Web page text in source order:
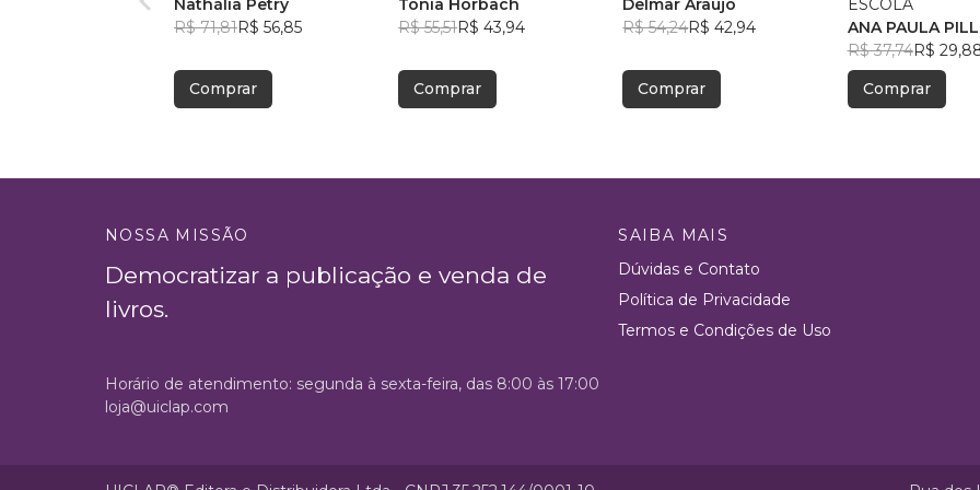
Nathália Petry
R$ 71,81R$ 56,85
Comprar
Tonia Horbach
R$ 55,51R$ 43,94
Comprar
Delmar Araújo
R$ 54,24R$ 42,94
Comprar
ESCOLA
ANA PAULA
R$ 37,74R$
Comprar
NOSSA MISSÃO
Democratizar a publicação e venda de
livros.
SAIBA MAIS
Dúvidas e Contato
Política de Privacidade
Termos e Condições de Uso
Horário de atendimento: segunda à sexta-feira, das 8:00 às 17:00
loja@uiclap.com